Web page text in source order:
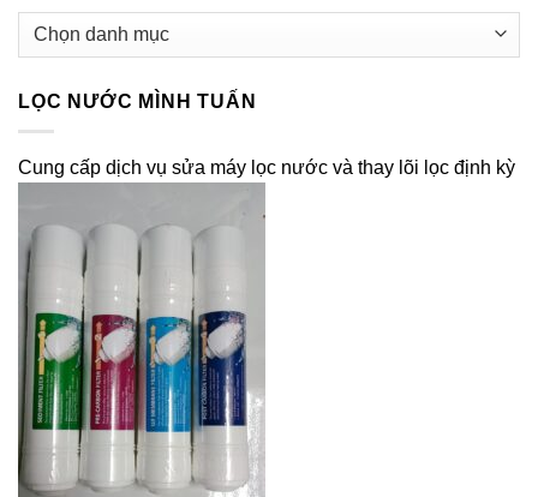
Dịch
LỌC NƯỚC MÌNH TUẤN
Cung cấp dịch vụ sửa máy lọc nước và thay lõi lọc định kỳ